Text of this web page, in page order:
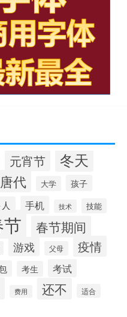
元宵节 冬天
唐代 大学 孩子
手机 技术 技能
春节期间
游戏 父母 疫情
考生 考试
费用 还不 适合